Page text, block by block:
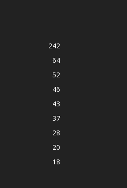
242
64
52
46
43
37
28
20
18